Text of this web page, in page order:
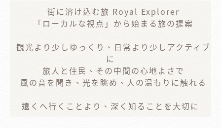
街に溶け込む旅 Royal Explorer
「ローカルな視点」から始まる旅の提案
観光より少しゆっくり、日常より少しアクティブ
に
旅人と住民、その中間の心地よさで
風の音を聞き、光を眺め、人の温もりに触れる
遠くへ行くことより、深く知ることを大切に